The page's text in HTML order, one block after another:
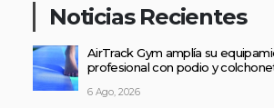
Noticias Recientes
AirTrack Gym amplía su
profesional con podio y
6 Ago, 2026